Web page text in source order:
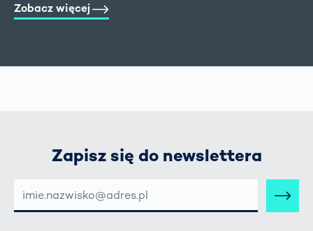
Zobacz więcej
Zapisz się do newslettera
MAIL-
ADRESSE